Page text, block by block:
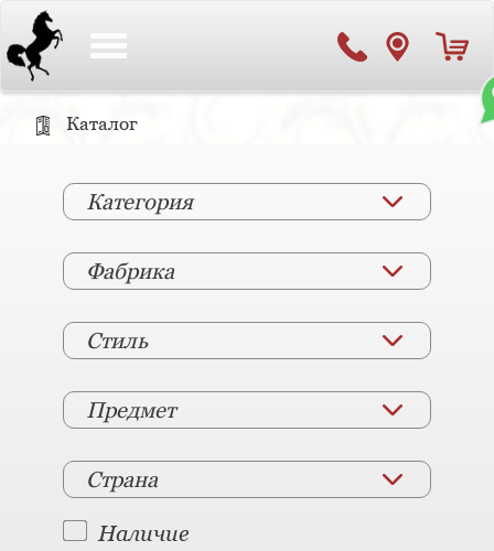
Каталог
Категория
Фабрика
Стиль
Предмет
Страна
Наличие